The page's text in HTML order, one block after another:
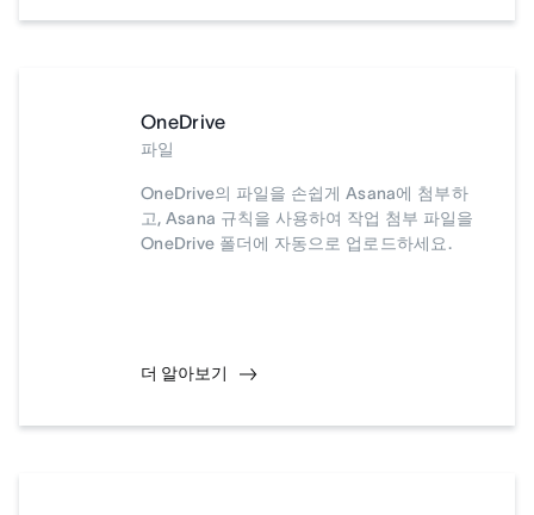
OneDrive
파일
OneDrive의 파일을 손쉽게 Asana에 첨부하
고, Asana 규칙을 사용하여 작업 첨부 파일을
OneDrive 폴더에 자동으로 업로드하세요.
더 알아보기